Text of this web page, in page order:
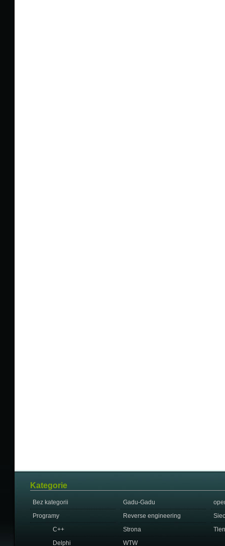
Kategorie
Bez kategorii Gadu-Gadu
Programy
C++
Delphi
Reverse engineering
Strona
Tlen
WTW